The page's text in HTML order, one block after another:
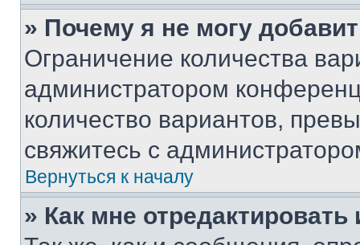
» Почему я не могу
Ограничение количества
администратором
количество вариантов,
свяжитесь с
Вернуться к началу
» Как мне